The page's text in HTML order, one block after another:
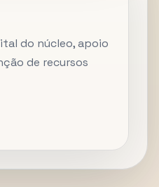
do núcleo, apoio
de recursos